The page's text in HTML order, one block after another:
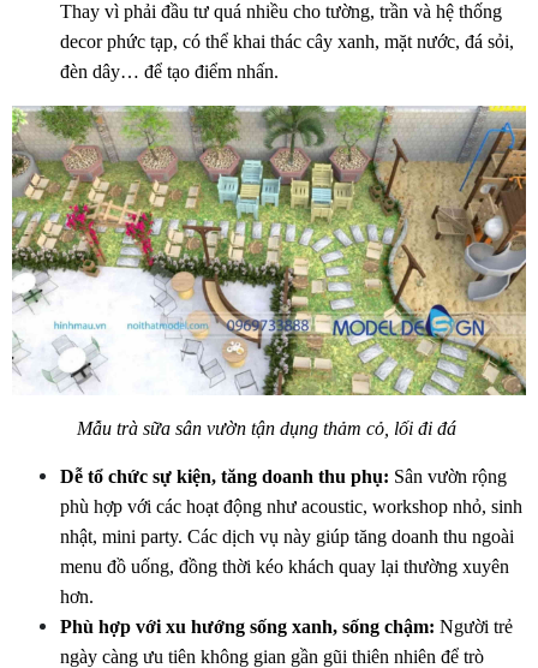
Thay vì phải đầu tư quá nhiều cho tường, trần và hệ thống
decor phức tạp, có thể khai thác cây xanh, mặt nước, đá sỏi,
đèn dây… để tạo điểm nhấn.
Mẫu trà sữa sân vườn tận dụng thảm cỏ, lối đi đá
Dễ tổ chức sự kiện, tăng doanh thu phụ: Sân vườn rộng
phù hợp với các hoạt động như acoustic, workshop nhỏ, sinh
nhật, mini party. Các dịch vụ này giúp tăng doanh thu ngoài
menu đồ uống, đồng thời kéo khách quay lại thường xuyên
hơn.
Phù hợp với xu hướng sống xanh, sống chậm: Người trẻ
ngày càng ưu tiên không gian gần gũi thiên nhiên để trò